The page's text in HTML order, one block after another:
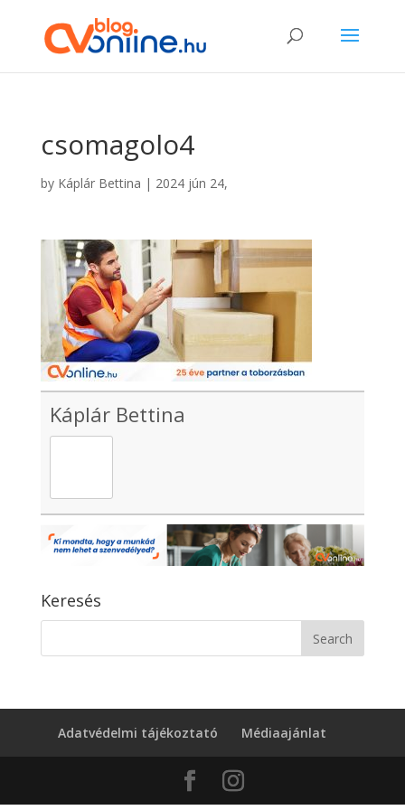
csomagolo4
by Káplár Bettina | 2024 jún 24,
Káplár Bettina
Keresés
Adatvédelmi tájékoztató Médiaajánlat